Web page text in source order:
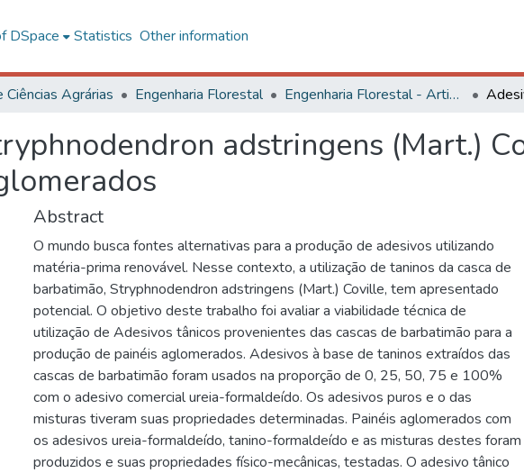
DSpace Statistics Other information
Ciências Agrárias Engenharia Florestal Engenharia Florestal - Artigos
adstringens (Mart.)
Abstract
O mundo busca fontes alternativas para a produção de adesivos utilizando
matéria-prima renovável. Nesse contexto, a utilização de taninos da casca de
barbatimão, Stryphnodendron adstringens (Mart.) Coville, tem apresentado
potencial. O objetivo deste trabalho foi avaliar a viabilidade técnica de
utilização de Adesivos tânicos provenientes das cascas de barbatimão para a
produção de painéis aglomerados. Adesivos à base de taninos extraídos das
cascas de barbatimão foram usados na proporção de 0, 25, 50, 75 e 100%
com o adesivo comercial ureia-formaldeído. Os adesivos puros e o das
misturas tiveram suas propriedades determinadas. Painéis aglomerados com
os adesivos ureia-formaldeído, tanino-formaldeído e as misturas destes foram
produzidos e suas propriedades físico-mecânicas, testadas. O adesivo tânico